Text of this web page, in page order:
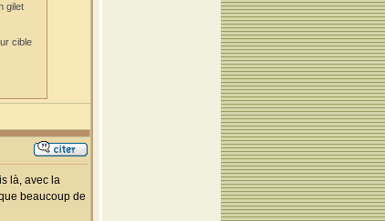
gilet
cible
là, avec la
beaucoup de